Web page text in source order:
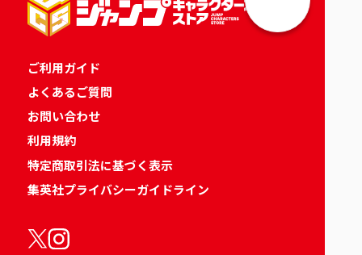
ご利用ガイド
よくあるご質問
お問い合わせ
利用規約
特定商取引法に基づく表示
集英社プライバシーガイドライン